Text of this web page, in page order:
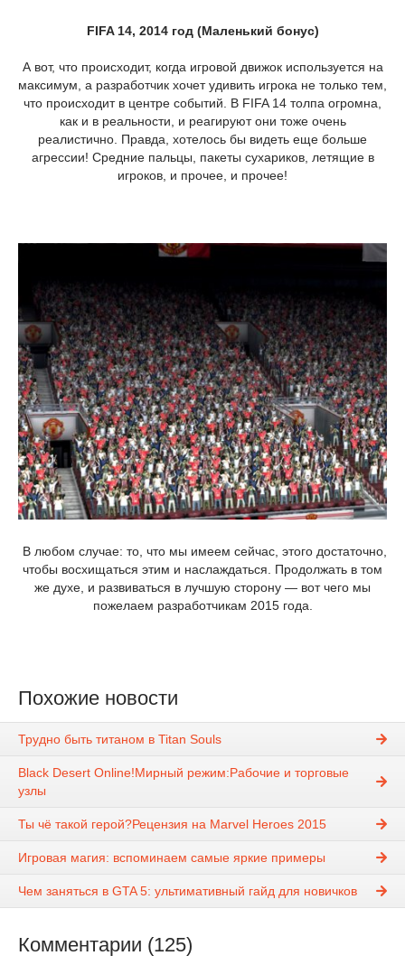
FIFA 14, 2014 год (Маленький бонус)
А вот, что происходит, когда игровой движок используется на
максимум, а разработчик хочет удивить игрока не только тем,
что происходит в центре событий. В FIFA 14 толпа огромна,
как и в реальности, и реагируют они тоже очень
реалистично. Правда, хотелось бы видеть еще больше
агрессии! Средние пальцы, пакеты сухариков, летящие в
игроков, и прочее, и прочее!
В любом случае: то, что мы имеем сейчас, этого достаточно,
чтобы восхищаться этим и наслаждаться. Продолжать в том
же духе, и развиваться в лучшую сторону — вот чего мы
пожелаем разработчикам 2015 года.
Похожие новости
Трудно быть титаном в Titan Souls
Black Desert Online!Мирный режим:Рабочие и торговые
узлы
Ты чё такой герой?Рецензия на Marvel Heroes 2015
Игровая магия: вспоминаем самые яркие примеры
Чем заняться в GTA 5: ультимативный гайд для новичков
Комментарии (125)